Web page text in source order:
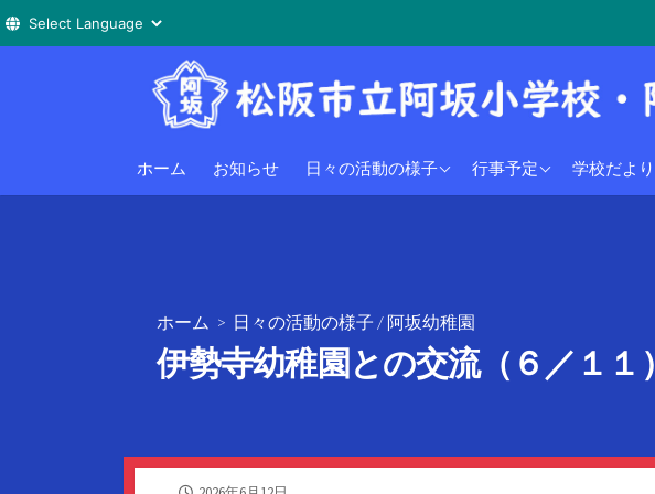
へ
ホーム お知らせ 日々の活動の様子
阿坂小学校
行事予定
小学校行事予定学校だより
2024年度
ホーム > 日々の活動の様子 / 阿坂幼稚園
伊勢寺幼稚園との交流（６／１１）